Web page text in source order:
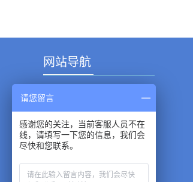
网站导航
产品中心
新闻资讯
关于我们
请您留言
感谢您的关注，当前客服人员不在
线，请填写一下您的信息，我们会
尽快和您联系。